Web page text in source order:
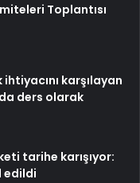
Toplantısı
karşılayan
ders olarak
tarihe karışıyor:
edildi